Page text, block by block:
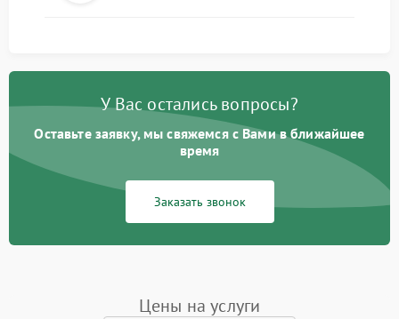
У Вас остались вопросы?
Оставьте заявку, мы свяжемся с Вами в ближайшее
время
Заказать звонок
Цены на услуги